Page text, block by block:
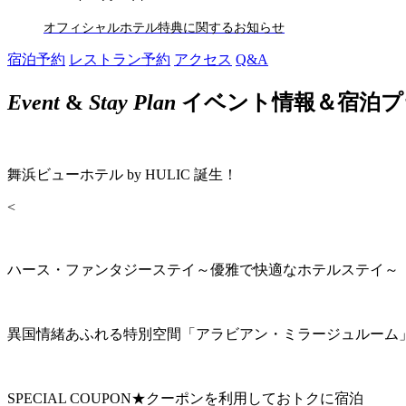
オフィシャルホテル特典に関するお知らせ
宿泊予約 レストラン予約 アクセス Q&A
Event& Stay Plan イベント情報＆宿泊
舞浜ビューホテル by HULIC 誕生！
<
ハース・ファンタジーステイ～優雅で快適なホテルステイ～
異国情緒あふれる特別空間「アラビアン・ミラージュルーム
SPECIAL COUPON★クーポンを利用しておトクに宿泊